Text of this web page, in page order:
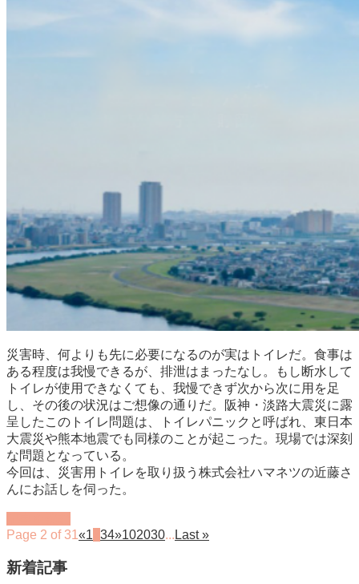
災害時、何よりも先に必要になるのが実はトイレだ。食事は
ある程度は我慢できるが、排泄はまったなし。もし断水して
トイレが使用できなくても、我慢できず次から次に用を足
し、その後の状況はご想像の通りだ。阪神・淡路大震災に露
呈したこのトイレ問題は、トイレパニックと呼ばれ、東日本
大震災や熊本地震でも同様のことが起こった。現場では深刻
な問題となっている。
今回は、災害用トイレを取り扱う株式会社ハマネツの近藤さ
んにお話しを伺った。
Page 2 of 31«1 34»102030... Last »
新着記事